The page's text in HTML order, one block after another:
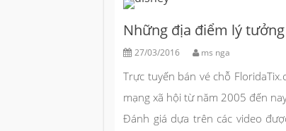
Những địa điểm lý
27/03/2016 ms nga
Trực tuyến bán vé chỗ
mạng xã hội từ năm 2005 đến
Đánh giá dựa trên các video